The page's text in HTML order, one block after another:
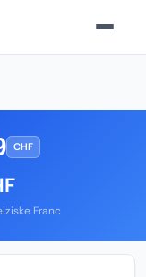
CHF
Franc